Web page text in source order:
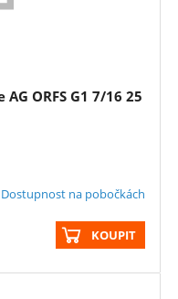
ORFS G1 7/16 25
Dostupnost na pobočkách
KOUPIT